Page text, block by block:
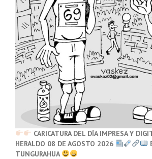
CARICATURA DEL DÍA IMPRESA Y
HERALDO 08 DE AGOSTO 2026
TUNGURAHUA